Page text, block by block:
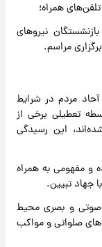
همراه؛
نیروهای
مراسم.
مردم در شرایط
تعطیلی برخی از
این رسیدگی
و مفهومی به همراه
جهاد تبیین.
صوتی و بصری محیط
صلواتی و مواکب